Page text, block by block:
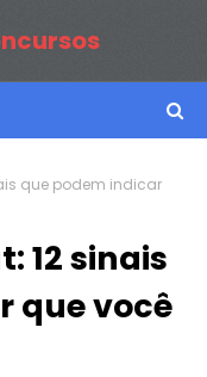
que podem indicar
12 sinais
que você